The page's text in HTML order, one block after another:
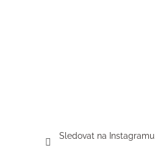
Sledovat na Instagramu